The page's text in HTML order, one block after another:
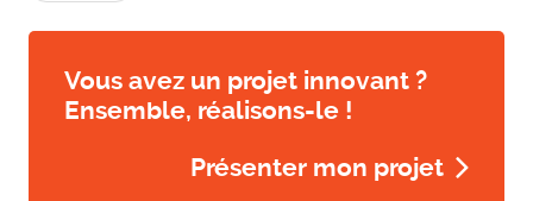
Vous avez un projet innovant ?
Ensemble, réalisons-le !
Présenter mon projet